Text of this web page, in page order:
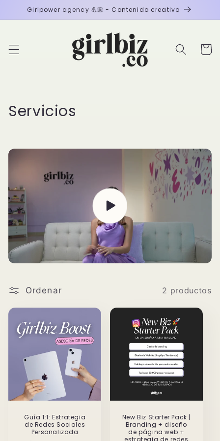
directamente
al contenido
Girlpower agency 💪🏼 - Contenido creativo
Carrito
C
l
e
c
c
i
ó
n
:
Servicios
Ordenar 2 productos
Guía 1:1: Estrategia
de Redes Sociales
Personalizada
New Biz Starter Pack |
Branding + diseño
de página web +
estrategia de redes